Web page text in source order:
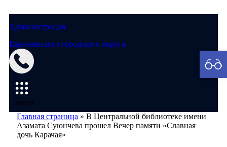
Администрация
Карачаевского городского округа
меню
Главная страница » В Центральной библиотеке имени
Азамата Суюнчева прошел Вечер памяти «Славная
дочь Карачая»
Мэрия